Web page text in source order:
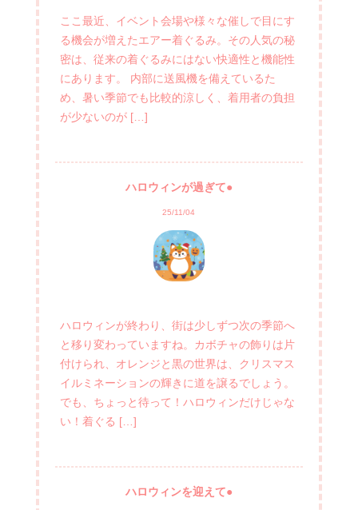
ここ最近、イベント会場や様々な催しで目にす
る機会が増えたエアー着ぐるみ。その人気の秘
密は、従来の着ぐるみにはない快適性と機能性
にあります。 内部に送風機を備えているた
め、暑い季節でも比較的涼しく、着用者の負担
が少ないのが […]
ハロウィンが過ぎて●
25/11/04
ハロウィンが終わり、街は少しずつ次の季節へ
と移り変わっていますね。カボチャの飾りは片
付けられ、オレンジと黒の世界は、クリスマス
イルミネーションの輝きに道を譲るでしょう。
でも、ちょっと待って！ハロウィンだけじゃな
い！着ぐる […]
ハロウィンを迎えて●